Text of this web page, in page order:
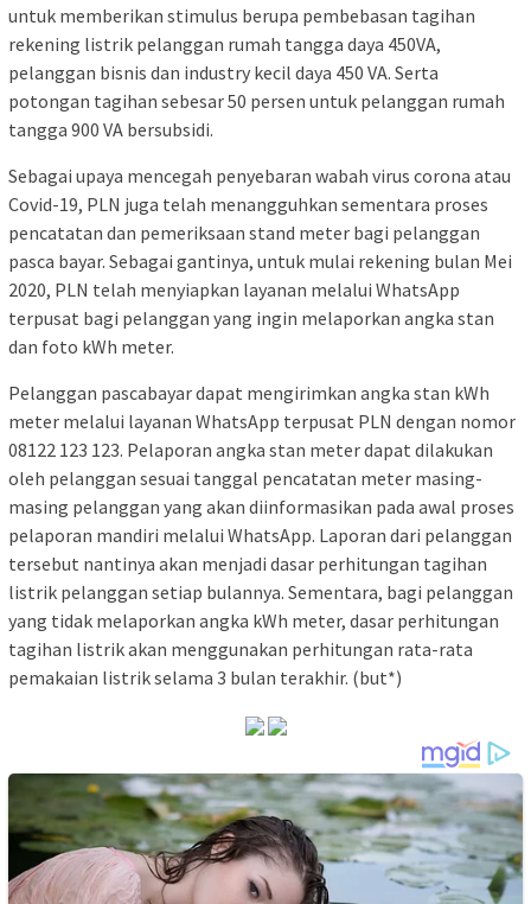
untuk memberikan stimulus berupa pembebasan tagihan
rekening listrik pelanggan rumah tangga daya 450VA,
pelanggan bisnis dan industry kecil daya 450 VA. Serta
potongan tagihan sebesar 50 persen untuk pelanggan rumah
tangga 900 VA bersubsidi.
Sebagai upaya mencegah penyebaran wabah virus corona atau
Covid-19, PLN juga telah menangguhkan sementara proses
pencatatan dan pemeriksaan stand meter bagi pelanggan
pasca bayar. Sebagai gantinya, untuk mulai rekening bulan Mei
2020, PLN telah menyiapkan layanan melalui WhatsApp
terpusat bagi pelanggan yang ingin melaporkan angka stan
dan foto kWh meter.
Pelanggan pascabayar dapat mengirimkan angka stan kWh
meter melalui layanan WhatsApp terpusat PLN dengan nomor
08122 123 123. Pelaporan angka stan meter dapat dilakukan
oleh pelanggan sesuai tanggal pencatatan meter masing-
masing pelanggan yang akan diinformasikan pada awal proses
pelaporan mandiri melalui WhatsApp. Laporan dari pelanggan
tersebut nantinya akan menjadi dasar perhitungan tagihan
listrik pelanggan setiap bulannya. Sementara, bagi pelanggan
yang tidak melaporkan angka kWh meter, dasar perhitungan
tagihan listrik akan menggunakan perhitungan rata-rata
pemakaian listrik selama 3 bulan terakhir. (but*)